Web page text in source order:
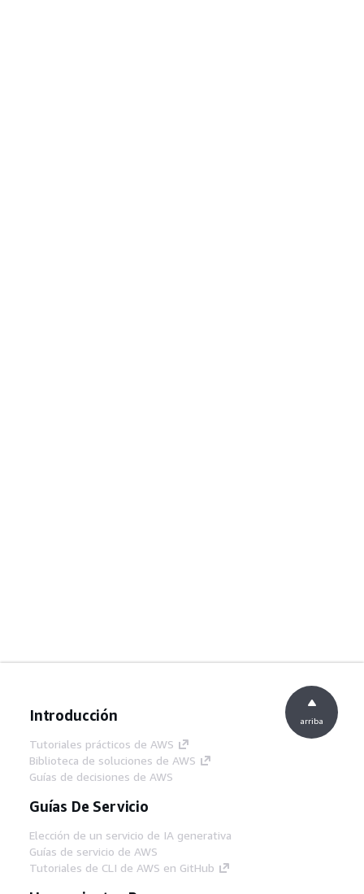
Introducción
Tutoriales prácticos de AWS
Biblioteca de soluciones de AWS
Guías de decisiones de AWS
Guías De Servicio
Elección de un servicio de IA generativa
Guías de servicio de AWS
Tutoriales de CLI de AWS en GitHub
arriba